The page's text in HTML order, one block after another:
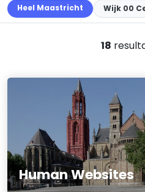
Heel Maastricht Wijk 00
18
Human Websites